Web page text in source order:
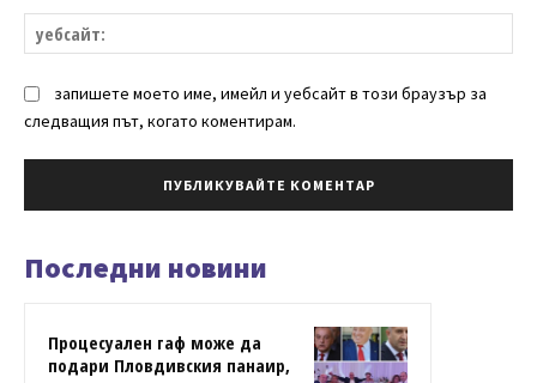
запишете моето име, имейл и уебсайт в този браузър за
следващия път, когато коментирам.
Последни новини
Процесуален гаф може да
подари Пловдивския панаир,